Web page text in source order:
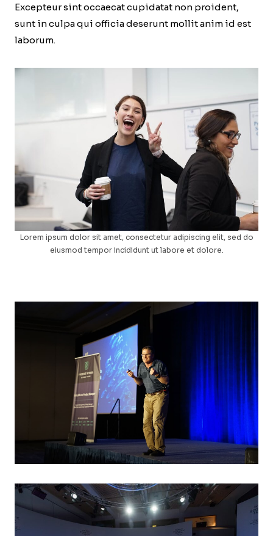
Excepteur sint occaecat cupidatat non proident,
sunt in culpa qui officia deserunt mollit anim id est
laborum.
Lorem ipsum dolor sit amet, consectetur adipiscing elit, sed do
eiusmod tempor incididunt ut labore et dolore.